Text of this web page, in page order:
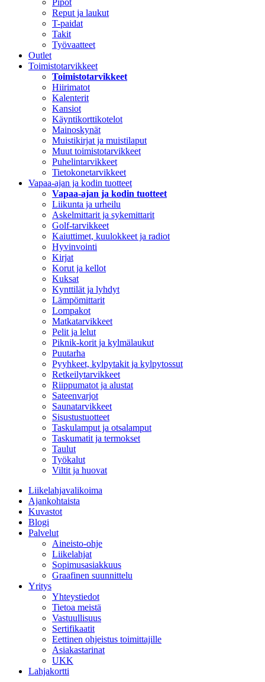
Pipot
Reput ja laukut
T-paidat
Takit
Työvaatteet
Outlet
Toimistotarvikkeet
Toimistotarvikkeet
Hiirimatot
Kalenterit
Kansiot
Käyntikorttikotelot
Mainoskynät
Muistikirjat ja muistilaput
Muut toimistotarvikkeet
Puhelintarvikkeet
Tietokonetarvikkeet
Vapaa-ajan ja kodin tuotteet
Vapaa-ajan ja kodin tuotteet
Liikunta ja urheilu
Askelmittarit ja sykemittarit
Golf-tarvikkeet
Kaiuttimet, kuulokkeet ja radiot
Hyvinvointi
Kirjat
Korut ja kellot
Kuksat
Kynttilät ja lyhdyt
Lämpömittarit
Lompakot
Matkatarvikkeet
Pelit ja lelut
Piknik-korit ja kylmälaukut
Puutarha
Pyyhkeet, kylpytakit ja kylpytossut
Retkeilytarvikkeet
Riippumatot ja alustat
Sateenvarjot
Saunatarvikkeet
Sisustustuotteet
Taskulamput ja otsalamput
Taskumatit ja termokset
Taulut
Työkalut
Viltit ja huovat
Liikelahjavalikoima
Ajankohtaista
Kuvastot
Blogi
Palvelut
Aineisto-ohje
Liikelahjat
Sopimusasiakkuus
Graafinen suunnittelu
Yritys
Yhteystiedot
Tietoa meistä
Vastuullisuus
Sertifikaatit
Eettinen ohjeistus toimittajille
Asiakastarinat
UKK
Lahjakortti